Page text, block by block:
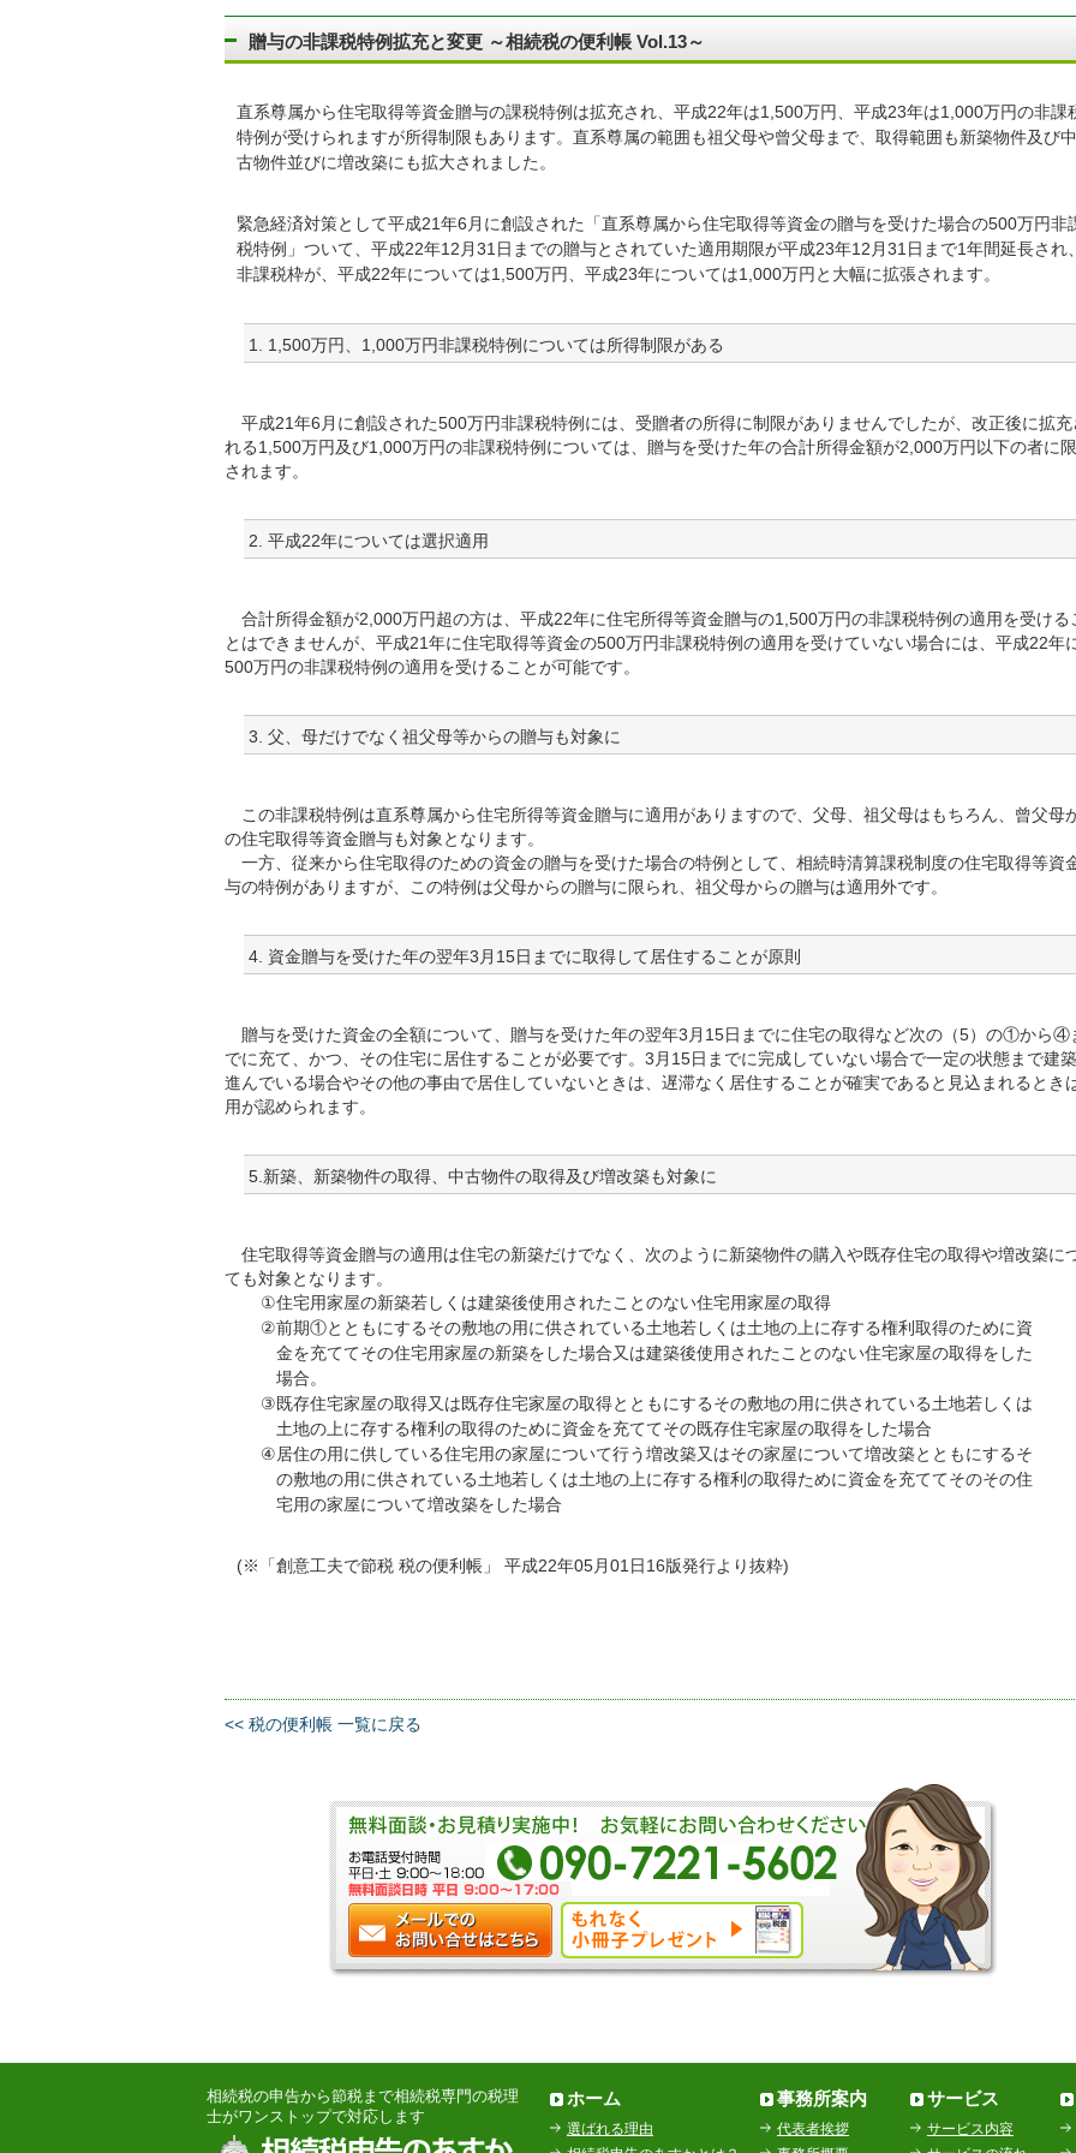
贈与の非課税特例拡充と変更 ～相続税の便利帳 Vol.13～
直系尊属から住宅取得等資金贈与の課税特例は拡充され、平成22年は1,500万円、平成23年は1,000万円の非課
特例が受けられますが所得制限もあります。直系尊属の範囲も祖父母や曾父母まで、取得範囲も新築物件及び中
古物件並びに増改築にも拡大されました。
緊急経済対策として平成21年6月に創設された「直系尊属から住宅取得等資金の贈与を受けた場合の500万円非
税特例」ついて、平成22年12月31日までの贈与とされていた適用期限が平成23年12月31日まで1年間延長され、
非課税枠が、平成22年については1,500万円、平成23年については1,000万円と大幅に拡張されます。
1. 1,500万円、1,000万円非課税特例については所得制限がある
平成21年6月に創設された500万円非課税特例には、受贈者の所得に制限がありませんでしたが、改正後に拡充
れる1,500万円及び1,000万円の非課税特例については、贈与を受けた年の合計所得金額が2,000万円以下の者に
されます。
2. 平成22年については選択適用
合計所得金額が2,000万円超の方は、平成22年に住宅所得等資金贈与の1,500万円の非課税特例の適用を受ける
とはできませんが、平成21年に住宅取得等資金の500万円非課税特例の適用を受けていない場合には、平成22年
500万円の非課税特例の適用を受けることが可能です。
3. 父、母だけでなく祖父母等からの贈与も対象に
この非課税特例は直系尊属から住宅所得等資金贈与に適用がありますので、父母、祖父母はもちろん、曾父母
の住宅取得等資金贈与も対象となります。
一方、従来から住宅取得のための資金の贈与を受けた場合の特例として、相続時清算課税制度の住宅取得等資
与の特例がありますが、この特例は父母からの贈与に限られ、祖父母からの贈与は適用外です。
4. 資金贈与を受けた年の翌年3月15日までに取得して居住することが原則
贈与を受けた資金の全額について、贈与を受けた年の翌年3月15日までに住宅の取得など次の（5）の①から④
でに充て、かつ、その住宅に居住することが必要です。3月15日までに完成していない場合で一定の状態まで建
進んでいる場合やその他の事由で居住していないときは、遅滞なく居住することが確実であると見込まれるとき
用が認められます。
5.新築、新築物件の取得、中古物件の取得及び増改築も対象に
住宅取得等資金贈与の適用は住宅の新築だけでなく、次のように新築物件の購入や既存住宅の取得や増改築に
ても対象となります。
①住宅用家屋の新築若しくは建築後使用されたことのない住宅用家屋の取得
②前期①とともにするその敷地の用に供されている土地若しくは土地の上に存する権利取得のために資
金を充ててその住宅用家屋の新築をした場合又は建築後使用されたことのない住宅家屋の取得をした
場合。
③既存住宅家屋の取得又は既存住宅家屋の取得とともにするその敷地の用に供されている土地若しくは
土地の上に存する権利の取得のために資金を充ててその既存住宅家屋の取得をした場合
④居住の用に供している住宅用の家屋について行う増改築又はその家屋について増改築とともにするそ
の敷地の用に供されている土地若しくは土地の上に存する権利の取得ために資金を充ててそのその住
宅用の家屋について増改築をした場合
(※ 「創意工夫で節税 税の便利帳」 平成22年05月01日16版発行より抜粋)
<< 税の便利帳 一覧に戻る
相続税の申告から節税まで相続税専門の税理
士がワンストップで対応します
ホーム
選ばれる理由
事務所案内
代表者挨拶
サービス
サービス内容